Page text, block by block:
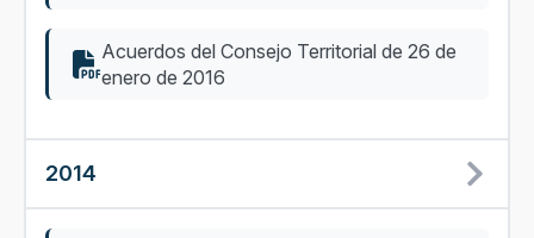
Acuerdos del Consejo Territorial de 26 de
enero de 2016
2014